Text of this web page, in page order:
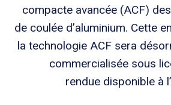
compacte avancée (ACF)
de coulée d’aluminium. Cette
la technologie ACF sera
commercialisée sous
rendue disponible à